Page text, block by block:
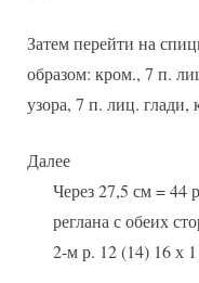
Затем перейти на
образом: кром., 7 п.
узора, 7 п. лиц. глади,
Далее
Через 27,5 см = 44
реглана с обеих
2-м р. 12 (14) 16 х